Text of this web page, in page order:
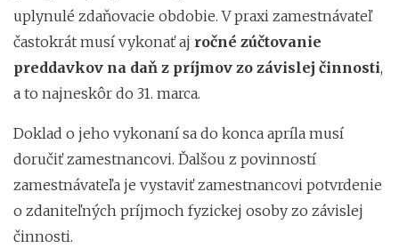
uplynulé zdaňovacie obdobie. V praxi zamestnávateľ
častokrát musí vykonať aj ročné zúčtovanie
preddavkov na daň z príjmov zo závislej činnosti,
a to najneskôr do 31. marca.
Doklad o jeho vykonaní sa do konca apríla musí
doručiť zamestnancovi. Ďalšou z povinností
zamestnávateľa je vystaviť zamestnancovi potvrdenie
o zdaniteľných príjmoch fyzickej osoby zo závislej
činnosti.